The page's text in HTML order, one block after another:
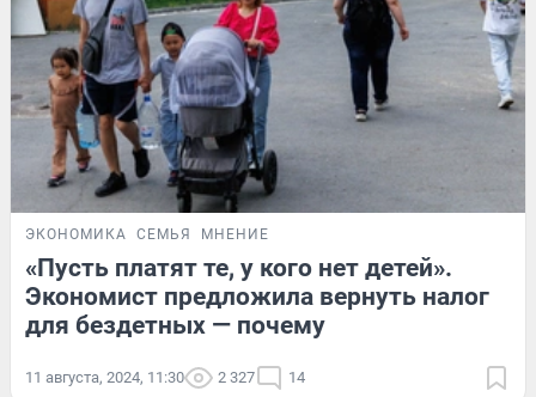
ЭКОНОМИКА СЕМЬЯ МНЕНИЕ
«Пусть платят те, у кого нет детей».
Экономист предложила вернуть налог
для бездетных — почему
11 августа, 2024, 11:30 2 327 14